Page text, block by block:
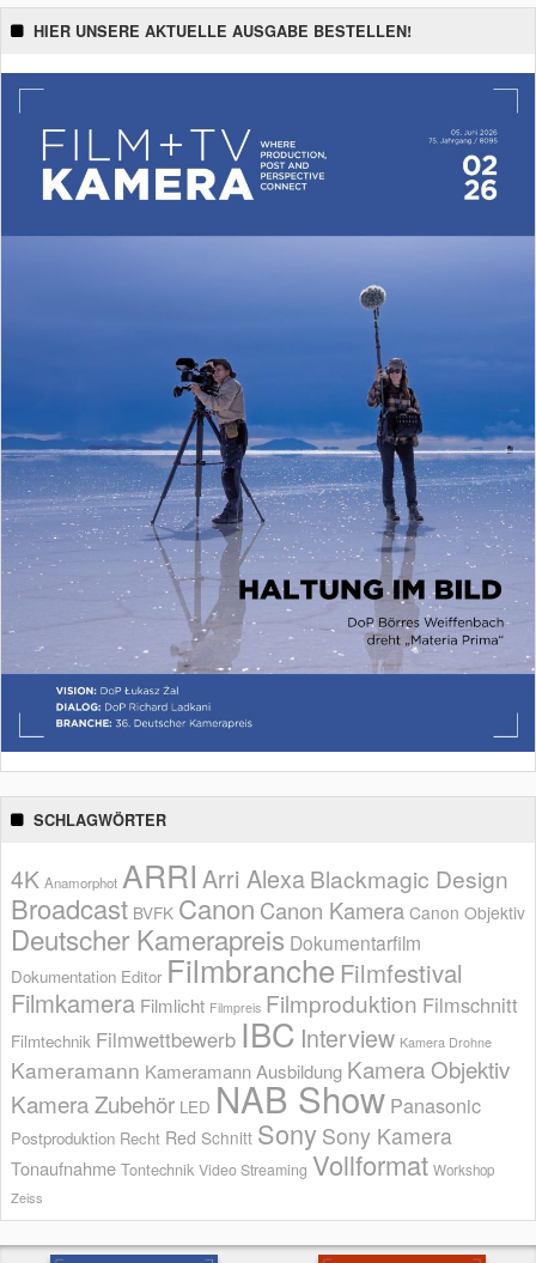
HIER UNSERE AKTUELLE AUSGABE BESTELLEN!
SCHLAGWÖRTER
4K Anamorphot ARRI Arri AlexaBlackmagic Design
Broadcast BVFK Canon Canon Kamera Canon Objektiv
Deutscher Kamerapreis Dokumentarfilm
Dokumentation Editor Filmbranche Filmfestival
Filmkamera Filmlicht Filmpreis Filmproduktion Filmschnitt
Filmtechnik Filmwettbewerb IBC Interview Kamera Drohne
Kameramann Kameramann Ausbildung Kamera Objektiv
Kamera Zubehör LED NAB Show Panasonic
Postproduktion Recht Red Schnitt Sony Sony Kamera
Tonaufnahme Tontechnik Video Streaming Vollformat Workshop
Zeiss